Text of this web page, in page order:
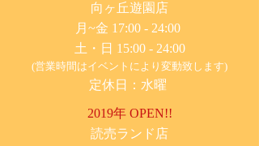
​向ヶ丘遊園店
月~金 17:00 - 24:00
土・日 15:00 - 24:00
(営業時間はイベントにより変動致します)
定休日：水曜
2019年 OPEN!!
​読売ランド店